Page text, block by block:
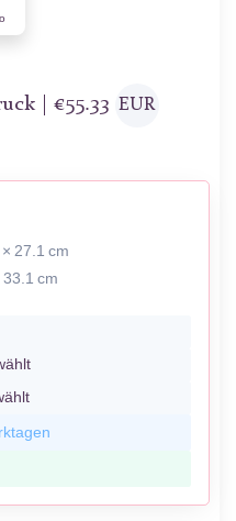
| €55.33 EUR
27.1 cm
33.1 cm